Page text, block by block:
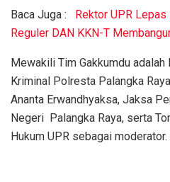
Baca Juga : Rektor UPR
Reguler DAN KKN-T
Mewakili Tim Gakkumdu adalah
Kriminal Polresta Palangka
Ananta Erwandhyaksa, Jaksa
Negeri Palangka Raya, serta
Hukum UPR sebagai moderator.